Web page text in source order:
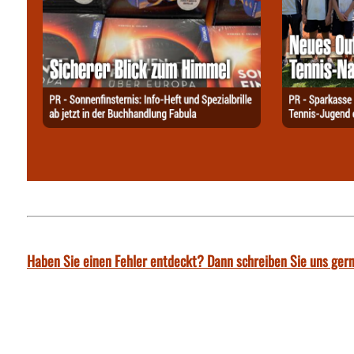
Haben Sie einen Fehler entdeckt? Dann schreiben Sie uns